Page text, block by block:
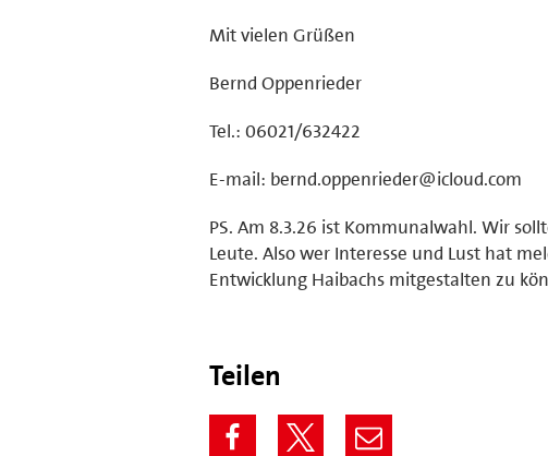
Mit vielen Grüßen
Bernd Oppenrieder
Tel.: 06021/632422
E-mail: bernd.oppenrieder@icloud.com
PS. Am 8.3.26 ist Kommunalwahl. Wir
Leute. Also wer Interesse und Lust hat
Entwicklung Haibachs mitgestalten zu
Teilen